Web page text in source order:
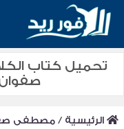
الرئيسية /مصطفى